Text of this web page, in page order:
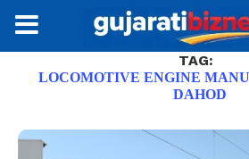
TAG:
LOCOMOTIVE ENGINE
DAHOD